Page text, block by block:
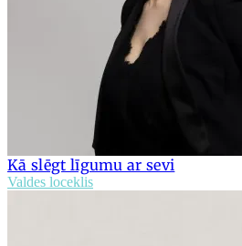
Kā slēgt līgumu ar sevi
Valdes loceklis